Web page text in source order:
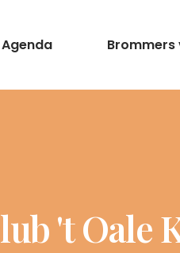
Agenda Brommers
't Oale